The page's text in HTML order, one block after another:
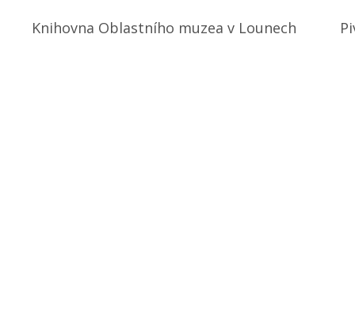
Knihovna Oblastního muzea v Lounech